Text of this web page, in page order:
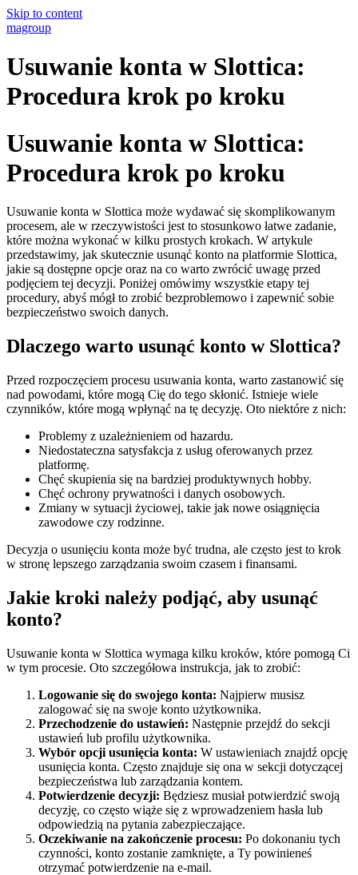
Skip to content
magroup
Usuwanie konta w Slottica:
Procedura krok po kroku
Usuwanie konta w Slottica:
Procedura krok po kroku
Usuwanie konta w Slottica może wydawać się skomplikowanym
procesem, ale w rzeczywistości jest to stosunkowo łatwe zadanie,
które można wykonać w kilku prostych krokach. W artykule
przedstawimy, jak skutecznie usunąć konto na platformie Slottica,
jakie są dostępne opcje oraz na co warto zwrócić uwagę przed
podjęciem tej decyzji. Poniżej omówimy wszystkie etapy tej
procedury, abyś mógł to zrobić bezproblemowo i zapewnić sobie
bezpieczeństwo swoich danych.
Dlaczego warto usunąć konto w Slottica?
Przed rozpoczęciem procesu usuwania konta, warto zastanowić się
nad powodami, które mogą Cię do tego skłonić. Istnieje wiele
czynników, które mogą wpłynąć na tę decyzję. Oto niektóre z nich:
Problemy z uzależnieniem od hazardu.
Niedostateczna satysfakcja z usług oferowanych przez
platformę.
Chęć skupienia się na bardziej produktywnych hobby.
Chęć ochrony prywatności i danych osobowych.
Zmiany w sytuacji życiowej, takie jak nowe osiągnięcia
zawodowe czy rodzinne.
Decyzja o usunięciu konta może być trudna, ale często jest to krok
w stronę lepszego zarządzania swoim czasem i finansami.
Jakie kroki należy podjąć, aby usunąć
konto?
Usuwanie konta w Slottica wymaga kilku kroków, które pomogą Ci
w tym procesie. Oto szczegółowa instrukcja, jak to zrobić:
Logowanie się do swojego konta: Najpierw musisz
zalogować się na swoje konto użytkownika.
Przechodzenie do ustawień: Następnie przejdź do sekcji
ustawień lub profilu użytkownika.
Wybór opcji usunięcia konta: W ustawieniach znajdź opcję
usunięcia konta. Często znajduje się ona w sekcji dotyczącej
bezpieczeństwa lub zarządzania kontem.
Potwierdzenie decyzji: Będziesz musiał potwierdzić swoją
decyzję, co często wiąże się z wprowadzeniem hasła lub
odpowiedzią na pytania zabezpieczające.
Oczekiwanie na zakończenie procesu: Po dokonaniu tych
czynności, konto zostanie zamknięte, a Ty powinieneś
otrzymać potwierdzenie na e-mail.